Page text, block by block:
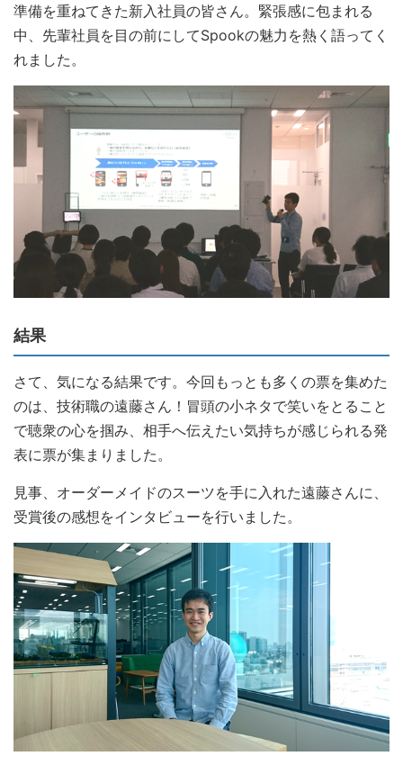
準備を重ねてきた新入社員の皆さん。緊張感に包まれる
中、先輩社員を目の前にしてSpookの魅力を熱く語ってく
れました。
結果
さて、気になる結果です。今回もっとも多くの票を集めた
のは、技術職の遠藤さん！冒頭の小ネタで笑いをとること
で聴衆の心を掴み、相手へ伝えたい気持ちが感じられる発
表に票が集まりました。
見事、オーダーメイドのスーツを手に入れた遠藤さんに、
受賞後の感想をインタビューを行いました。